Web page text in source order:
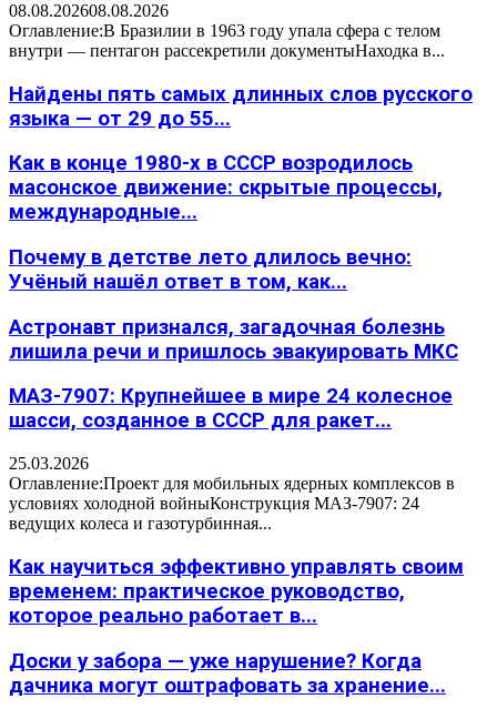
08.08.202608.08.2026
Оглавление:В Бразилии в 1963 году упала сфера с телом
внутри — пентагон рассекретили документыНаходка в...
Найдены пять самых длинных слов русского
языка — от 29 до 55...
Как в конце 1980-х в СССР возродилось
масонское движение: скрытые процессы,
международные...
Почему в детстве лето длилось вечно:
Учёный нашёл ответ в том, как...
Астронавт признался, загадочная болезнь
лишила речи и пришлось эвакуировать МКС
МАЗ-7907: Крупнейшее в мире 24 колесное
шасси, созданное в СССР для ракет...
25.03.2026
Оглавление:Проект для мобильных ядерных комплексов в
условиях холодной войныКонструкция МАЗ-7907: 24
ведущих колеса и газотурбинная...
Как научиться эффективно управлять своим
временем: практическое руководство,
которое реально работает в...
Доски у забора — уже нарушение? Когда
дачника могут оштрафовать за хранение...